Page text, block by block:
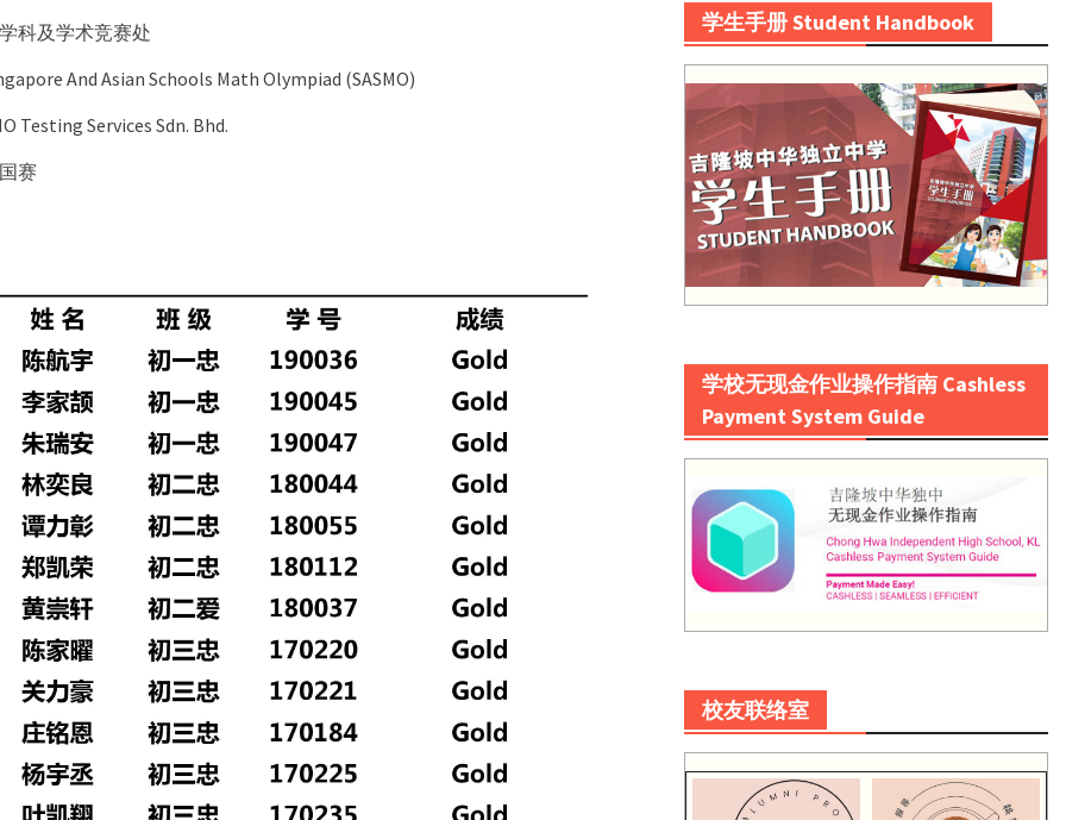
科及学术竞赛处
And Asian Schools Math Olympiad (SASMO)
Testing Services Sdn. Bhd.
赛
学生手册 Student Handbook
学校无现金作业操作指南 Cashless
Payment System Guide
校友联络室